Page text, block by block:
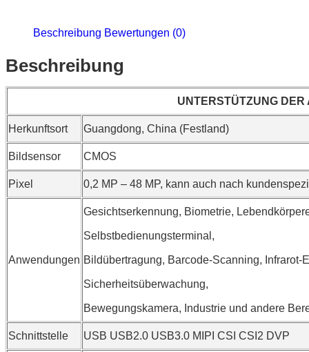
Beschreibung Bewertungen (0)
Beschreibung
UNTERSTÜTZUNG DER
Herkunftsort Guangdong, China (Festland)
Bildsensor CMOS
Pixel 0,2 MP – 48 MP, kann auch nach
Anwendungen
Gesichtserkennung, Biometrie,
Selbstbedienungsterminal,
Bildübertragung, Barcode-Scanning, Infrarot-
Sicherheitsüberwachung,
Bewegungskamera, Industrie und andere
Schnittstelle USB USB2.0 USB3.0 MIPI CSI CSI2 DVP